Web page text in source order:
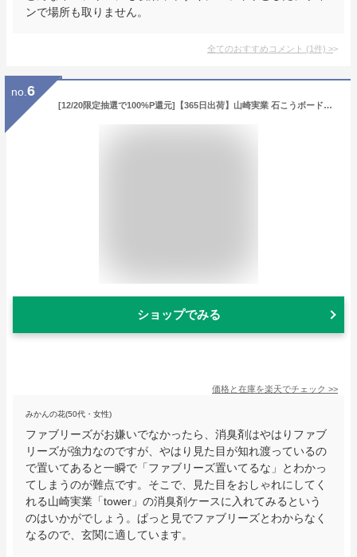
ンで場所も取りません。
全てのおすすめコメント (1件) >
no. 6
[12/20限定抽選で100%P還元]【365日出荷】山崎実業 石こうボード壁対応消臭剤ケース S タワー tower 磁石 消臭 脱臭 玄関 靴箱 下駄箱 玄関消臭 消臭剤 お風呂 トイレ キッチン リビング ケース 収納 玄関小物 ホワイト ブラック 3661 3662 タワーシリーズ
ショップでみる
価格と在庫を楽天でチェック >>
みかんの花(50代・女性)
ファブリーズがお嫌いでなかったら、消臭剤はやはりファブ
リーズが強力なのですが、やはり見た目が知れ渡っているの
で置いてあると一瞬で「ファブリーズ置いてるな」とわかっ
てしまうのが難点です。そこで、見た目をおしゃれにしてく
れる山崎実業「tower」の消臭剤ケースに入れてみるという
のはいかがでしょう。ぱっと見でファブリーズとわからなく
なるので、玄関に適しています。